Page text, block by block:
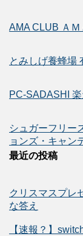
AMA CLUB Ａ
とみしげ養蜂場
PC-SADASHI
シュガーフリー
ョンズ・キャン
最近の投稿
クリスマスプレ
な答え
【速報？】